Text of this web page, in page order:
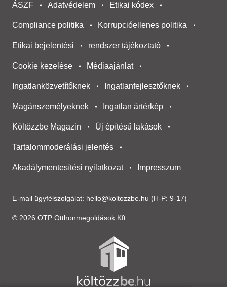
E-mail ügyfélszolgálat: hello@koltozzbe.hu (H-P: 9-17)
© 2026 OTP Otthonmegoldások Kft.
ÁSZF Adatvédelem Etikai kódex
Compliance politika Korrupcióellenes politika
Etikai bejelentési rendszer tájékoztató
Cookie kezelése Médiaajánlat
Ingatlanközvetítőknek Ingatlanfejlesztőknek
Magánszemélyeknek Ingatlan ártérkép
Költözzbe Magazin Új építésű lakások
Tartalommoderálási jelentés
Akadálymentesítési nyilatkozat Impresszum